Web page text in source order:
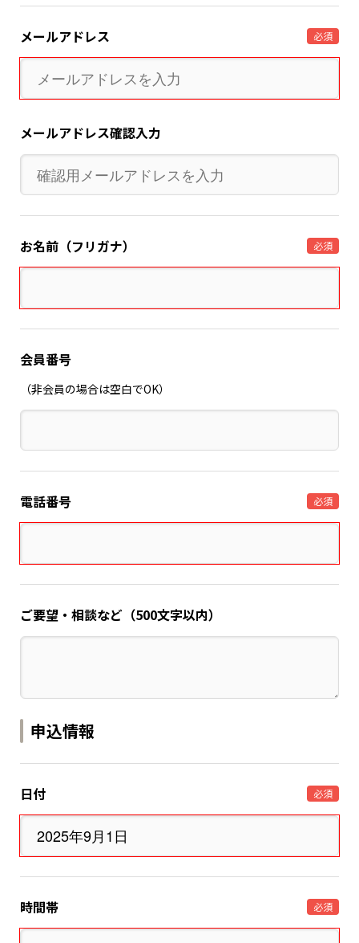
メールアドレス 必須
メールアドレス確認入力
お名前（フリガナ） 必須
会員番号
（非会員の場合は空白でOK）
電話番号 必須
ご要望・相談など（500文字以内）
申込情報
日付 必須
時間帯 必須